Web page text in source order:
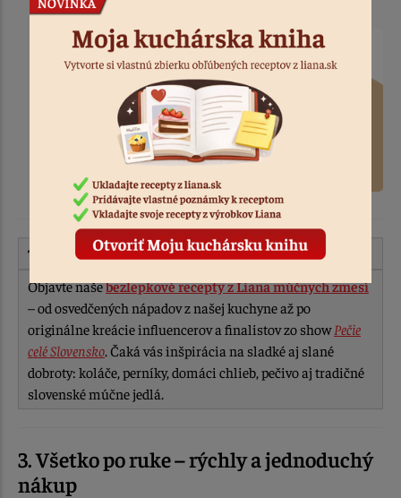
polievke.
Tip pre Vás:
Objavte našebezlepkové recepty z Liana múčnych zmesí
– od osvedčených nápadov z našej kuchyne až po
originálne kreácie influencerov a finalistov zo showPečie
celé Slovensko . Čaká vás inšpirácia na sladké aj slané
dobroty: koláče, perníky, domáci chlieb, pečivo aj tradičné
slovenské múčne jedlá.
3. Všetko po ruke – rýchly a jednoduchý
nákup